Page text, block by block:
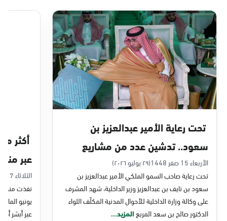
تحت رعاية الأمير عبدالعزيز بن
سعود.. تدشين عدد من مشاريع
التحول الرقمي والخدمات الإلكترونية
للأحوال المدنية
الأربعاء 15 صفر 1448
(٢٩ يوليو ٢٠٢٦)
تحت رعاية صاحب السمو الملكي الأمير عبدالعزيز بن
سعود بن نايف بن عبدالعزيز وزير الداخلية، شهد المشرف
على وكالة وزارة الداخلية للأحوال المدنية المكلّف اللواء
الدكتور صالح بن سعد المربعالمزيد...
عبر
الثلاثاء 7 صفر 1448
نفذت منصة
عبر أبشر